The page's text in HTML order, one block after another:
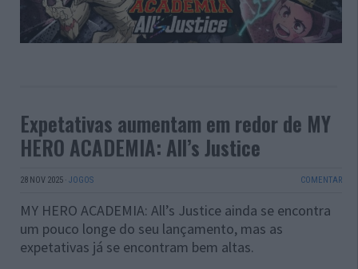
Expetativas aumentam em redor de MY
HERO ACADEMIA: All’s Justice
28 NOV 2025 · JOGOS COMENTAR
MY HERO ACADEMIA: All’s Justice ainda se encontra
um pouco longe do seu lançamento, mas as
expetativas já se encontram bem altas.